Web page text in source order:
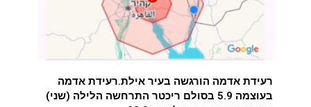
רעידת אדמה הורגשה בעיר אילת.רעידת אדמה
בעוצמה 5.9 בסולם ריכטר התרחשה הלילה (שני)